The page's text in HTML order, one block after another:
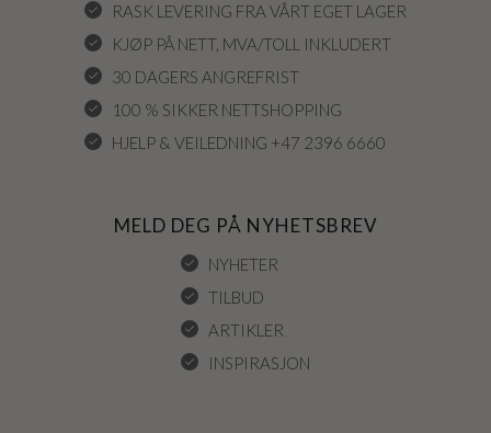
RASK LEVERING FRA VÅRT EGET LAGER
KJØP PÅ NETT, MVA/TOLL INKLUDERT
30 DAGERS ANGREFRIST
100 % SIKKER NETTSHOPPING
HJELP & VEILEDNING +47 2396 6660
MELD DEG PÅ NYHETSBREV
NYHETER
TILBUD
ARTIKLER
INSPIRASJON